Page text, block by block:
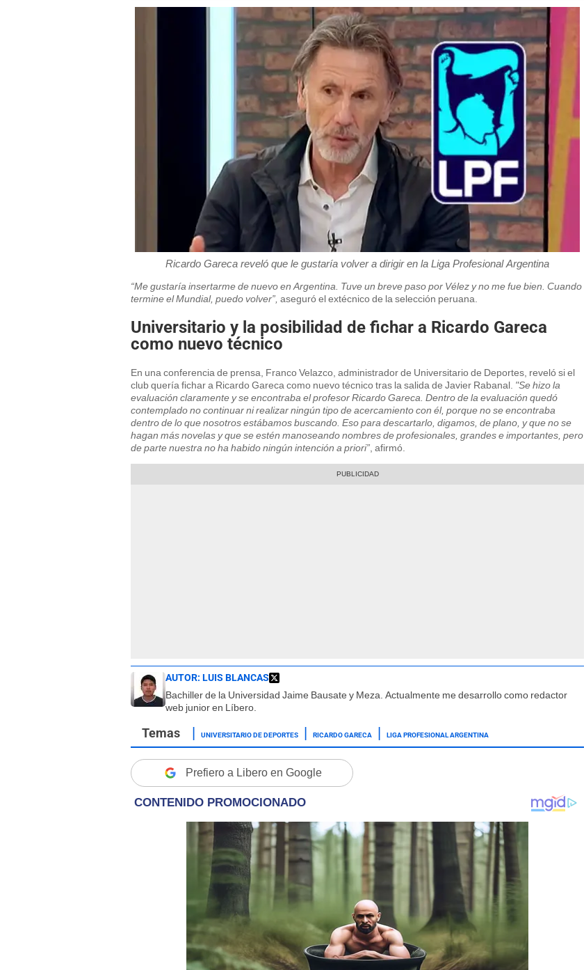
Ricardo Gareca reveló que le gustaría volver a dirigir en la Liga Profesional Argentina
“Me gustaría insertarme de nuevo en Argentina. Tuve un breve paso por Vélez y no me fue bien. Cuando
termine el Mundial, puedo volver”, aseguró el extécnico de la selección peruana.
Universitario y la posibilidad de fichar a Ricardo Gareca
como nuevo técnico
En una conferencia de prensa, Franco Velazco, administrador de Universitario de Deportes, reveló si el
club quería fichar a Ricardo Gareca como nuevo técnico tras la salida de Javier Rabanal. "Se hizo la
evaluación claramente y se encontraba el profesor Ricardo Gareca. Dentro de la evaluación quedó
contemplado no continuar ni realizar ningún tipo de acercamiento con él, porque no se encontraba
dentro de lo que nosotros estábamos buscando. Eso para descartarlo, digamos, de plano, y que no se
hagan más novelas y que se estén manoseando nombres de profesionales, grandes e importantes, pero
de parte nuestra no ha habido ningún intención a priori”, afirmó.
AUTOR: LUIS BLANCAS
Bachiller de la Universidad Jaime Bausate y Meza. Actualmente me desarrollo como redactor
web junior en Líbero.
UNIVERSITARIO DE DEPORTES RICARDO GARECA LIGA PROFESIONAL ARGENTINA
Prefiero a Libero en Google